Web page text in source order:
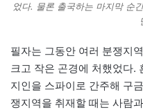
었다. 물론 출국하는 마지막 순
필자는 그동안 여러 분쟁지
크고 작은 곤경에 처했었다.
지인을 스파이로 간주해 구
쟁지역을 취재할 때는 사람